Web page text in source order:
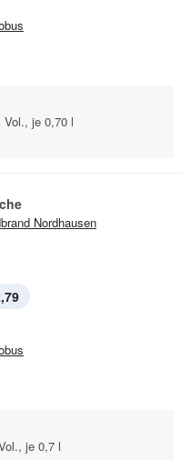
Vol., je 0,70 l
Nordhausen
je 0,7 l